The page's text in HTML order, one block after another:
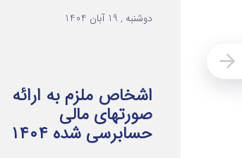
دوشنبه , 19 آبان 1404
اشخاص ملزم به ارائه
صورتهای مالی
حسابرسی شده ۱۴۰۴